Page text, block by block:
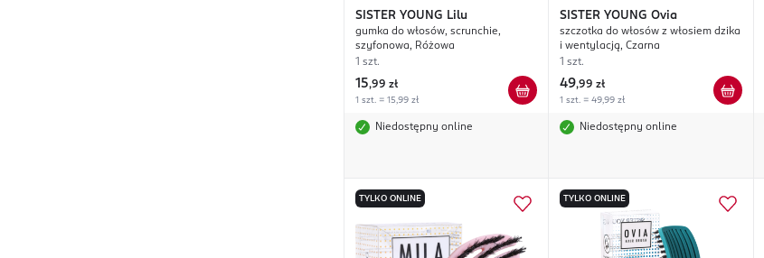
SISTER YOUNG Lilu
gumka do włosów, scrunchie,
szyfonowa, Różowa
1 szt.
15,99 zł
1 szt. = 15,99 zł
Niedostępny online
SISTER YOUNG Ovia
szczotka do włosów z włosiem dzika
i wentylacją, Czarna
1 szt.
49,99 zł
1 szt. = 49,99 zł
Niedostępny online
TYLKO ONLINE TYLKO ONLINE